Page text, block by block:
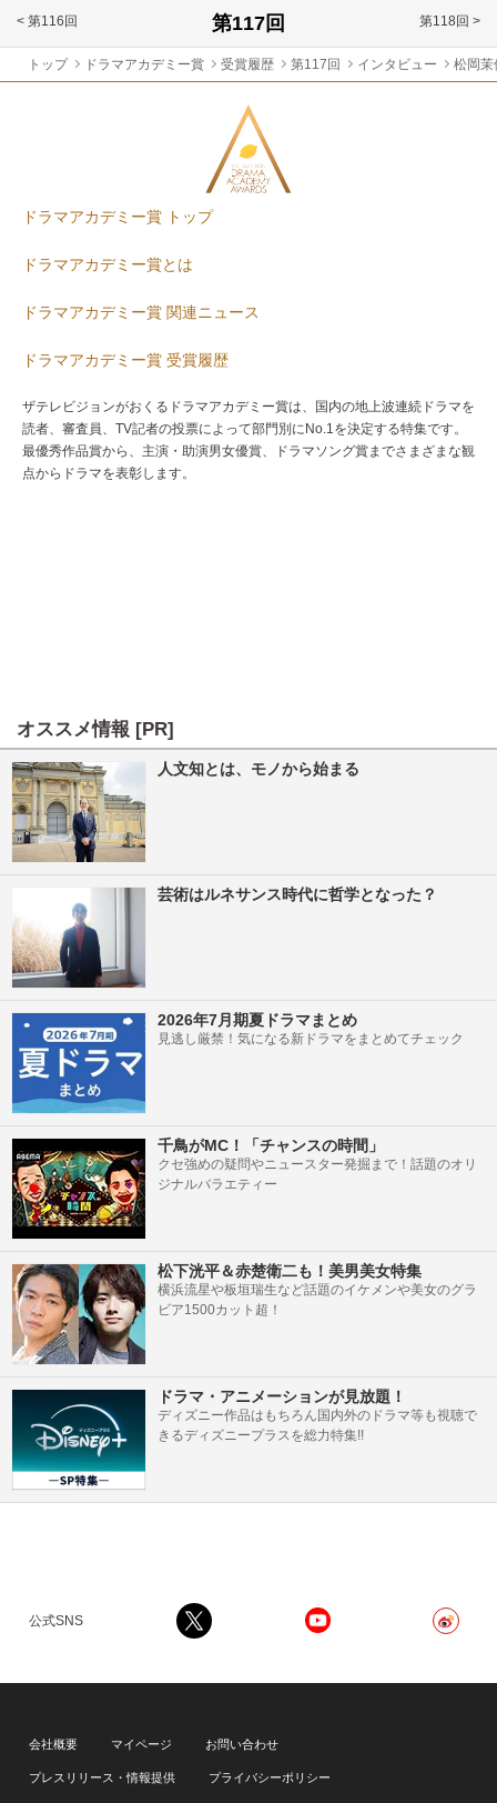
< 第116回 第118回 >
トップ ドラマアカデミー賞 受賞履歴 第117回 インタビュー 松岡茉
ドラマアカデミー賞 トップ
ドラマアカデミー賞とは
ドラマアカデミー賞 関連ニュース
ドラマアカデミー賞 受賞履歴
ザテレビジョンがおくるドラマアカデミー賞は、国内の地上波連続ドラマを
読者、審査員、TV記者の投票によって部門別にNo.1を決定する特集です。
最優秀作品賞から、主演・助演男女優賞、ドラマソング賞までさまざまな観
点からドラマを表彰します。
オススメ情報 [PR]
人文知とは、モノから始まる
芸術はルネサンス時代に哲学となった？
2026年7月期夏ドラマまとめ
見逃し厳禁！気になる新ドラマをまとめてチェック
千鳥がMC！「チャンスの時間」
クセ強めの疑問やニュースター発掘まで！話題のオリ
ジナルバラエティー
松下洸平＆赤楚衛二も！美男美女特集
横浜流星や板垣瑞生など話題のイケメンや美女のグラ
ビア1500カット超！
ドラマ・アニメーションが見放題！
ディズニー作品はもちろん国内外のドラマ等も視聴で
きるディズニープラスを総力特集!!
公式SNS
会社概要 マイページ お問い合わせ
プレスリリース・情報提供 プライバシーポリシー